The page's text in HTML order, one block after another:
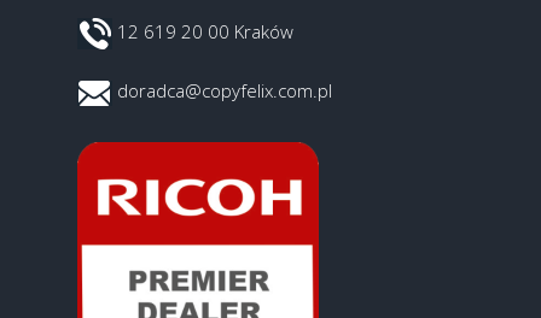
12 619 20 00 Kraków
doradca@copyfelix.com.pl